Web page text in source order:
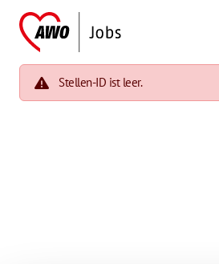
Stellen-ID ist leer.